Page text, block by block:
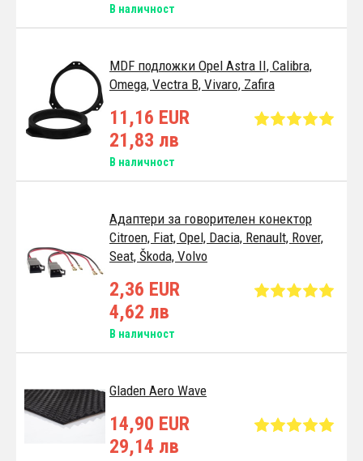
В наличност
MDF подложки Opel Astra II, Calibra,
Omega, Vectra B, Vivaro, Zafira
11,16 EUR
21,83 лв
В наличност
Адаптери за говорителен конектор
Citroen, Fiat, Opel, Dacia, Renault, Rover,
Seat, Škoda, Volvo
2,36 EUR
4,62 лв
В наличност
Gladen Aero Wave
14,90 EUR
29,14 лв